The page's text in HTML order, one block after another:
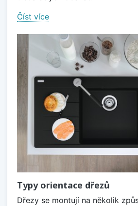
Číst více
Typy orientace dřezů
Dřezy se montují na několik